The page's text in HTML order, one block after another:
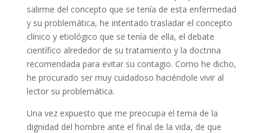
salirme del concepto que se tenía de esta enfermedad
y su problemática, he intentado trasladar el concepto
clínico y etiológico que se tenía de ella, el debate
científico alrededor de su tratamiento y la doctrina
recomendada para evitar su contagio. Como he dicho,
he procurado ser muy cuidadoso haciéndole vivir al
lector su problemática.
Una vez expuesto que me preocupa el tema de la
dignidad del hombre ante el final de la vida, de que